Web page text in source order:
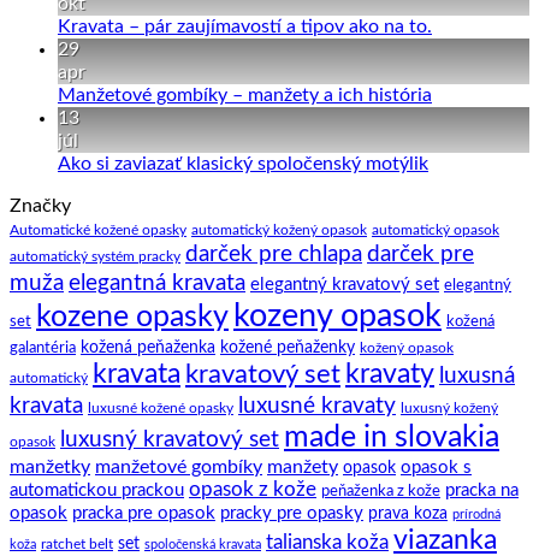
manžety
Pánske
k
Kravata – pár zaujímavostí a tipov ako na to.
Kravata
ako
na
to.
29
apr
Manžetové gombíky – manžety a ich história
manžety
a
ich
história
13
júl
Ako si zaviazať klasický spoločenský motýlikŽiadne
Ako
si
zaviazať
klasický
spoločenský
motýlik
Značky
Automatické kožené opasky automatický kožený opasok automatický opasok
automatický systém pracky darček pre chlapa darček pre
muža elegantná kravata elegantný kravatový set elegantný
set kozene opasky kozeny opasok kožená
galantéria kožená peňaženka kožené peňaženky kožený opasok
automatický kravata kravatový set kravaty luxusná
kravata luxusné kožené opasky luxusné kravaty luxusný kožený
opasok luxusný kravatový set made in slovakia
manžetky manžetové gombíky manžety opasok opasok s
automatickou prackou opasok z kože peňaženka z kože pracka na
opasok pracka pre opasok pracky pre opasky prava koza prírodná
koža ratchet belt set spoločenská kravata talianska koža viazanka